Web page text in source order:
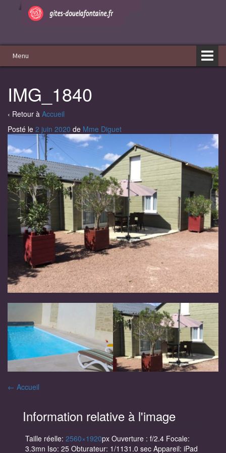
Menu
IMG_1840
‹ Retour à Accueil
Posté le 2 juin 2020 de Mme Diguet
Navigation
des
articles
← Accueil
Information relative à l'image
Taille réelle: 2560×1920px Ouverture : f/2.4 Focale:
3.3mn Iso: 25 Obturateur: 1/1131.0 sec Appareil: iPad